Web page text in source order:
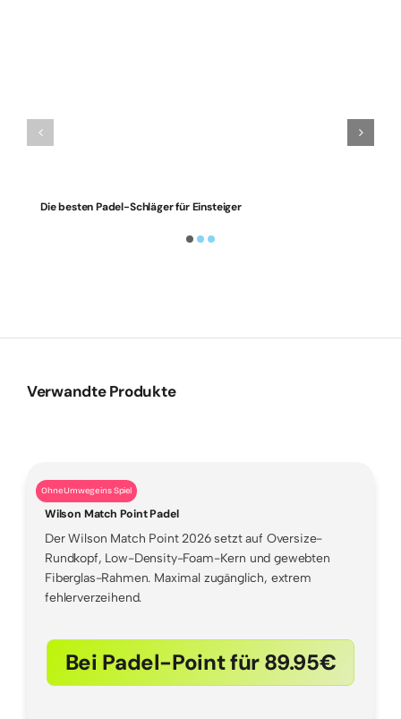
Die besten Padel-Schläger für Einsteiger
Verwandte Produkte
Ohne Umwege ins Spiel
Wilson Match Point Padel
Der Wilson Match Point 2026 setzt auf Oversize-
Rundkopf, Low-Density-Foam-Kern und gewebten
Fiberglas-Rahmen. Maximal zugänglich, extrem
fehlerverzeihend.
Bei Padel-Point für 89.95€